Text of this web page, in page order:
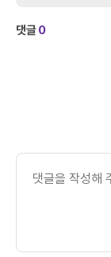
댓글0